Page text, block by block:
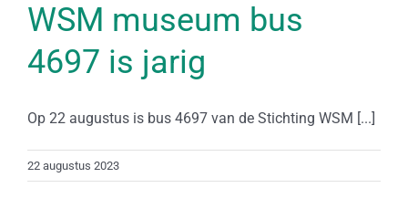
WSM museum bus
4697 is jarig
Op 22 augustus is bus 4697 van de Stichting WSM [...]
22 augustus 2023